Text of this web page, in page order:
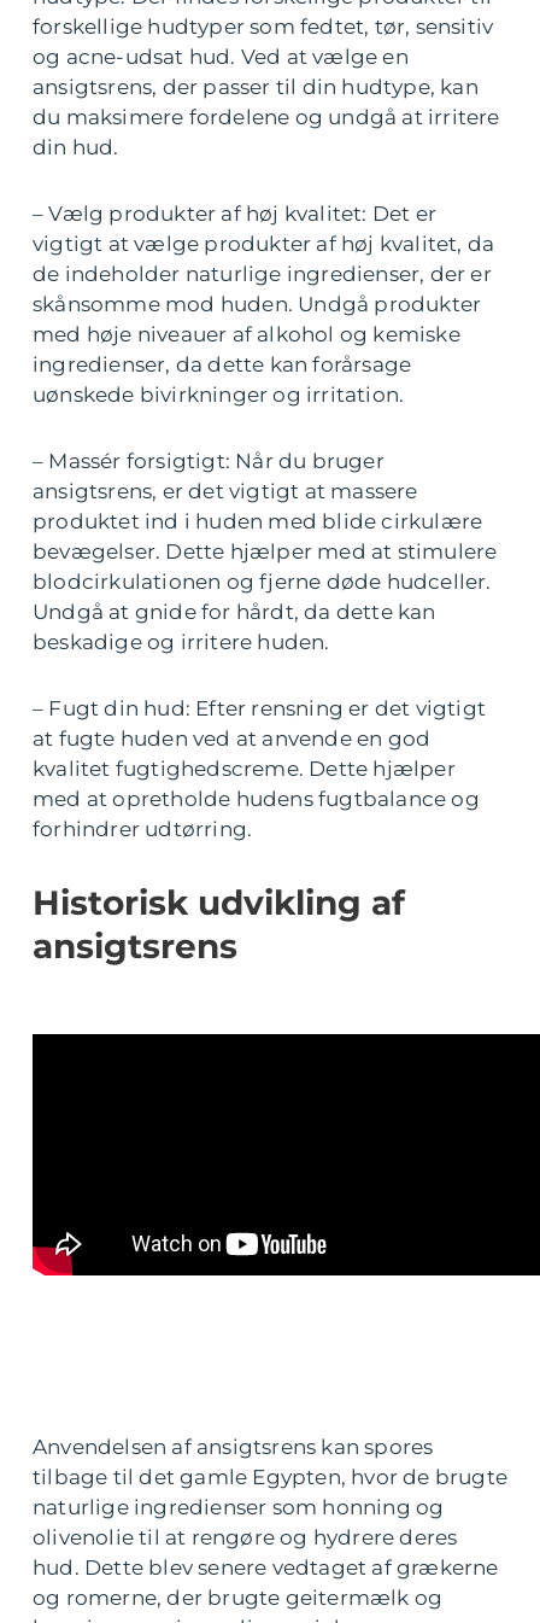
forskellige hudtyper som fedtet, tør, sensitiv
og acne-udsat hud. Ved at vælge en
ansigtsrens, der passer til din hudtype, kan
du maksimere fordelene og undgå at irritere
din hud.
– Vælg produkter af høj kvalitet: Det er
vigtigt at vælge produkter af høj kvalitet, da
de indeholder naturlige ingredienser, der er
skånsomme mod huden. Undgå produkter
med høje niveauer af alkohol og kemiske
ingredienser, da dette kan forårsage
uønskede bivirkninger og irritation.
– Massér forsigtigt: Når du bruger
ansigtsrens, er det vigtigt at massere
produktet ind i huden med blide cirkulære
bevægelser. Dette hjælper med at stimulere
blodcirkulationen og fjerne døde hudceller.
Undgå at gnide for hårdt, da dette kan
beskadige og irritere huden.
– Fugt din hud: Efter rensning er det vigtigt
at fugte huden ved at anvende en god
kvalitet fugtighedscreme. Dette hjælper
med at opretholde hudens fugtbalance og
forhindrer udtørring.
Historisk udvikling af
ansigtsrens
Anvendelsen af ansigtsrens kan spores
tilbage til det gamle Egypten, hvor de brugte
naturlige ingredienser som honning og
olivenolie til at rengøre og hydrere deres
hud. Dette blev senere vedtaget af grækerne
og romerne, der brugte geitermælk og